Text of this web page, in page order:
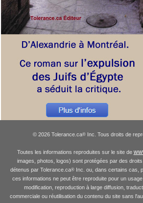
© 2026 Tolerance.ca®Inc. Tous droits de
Toutes les informations reproduites sur le site de
images, photos, logos) sont protégées par des
détenus par Tolerance.ca® Inc. ou, dans certains cas,
ces informations ne peut être reproduite pour un
modification, reproduction à large diffusion,
commerciale ou réutilisation du contenu du site sans